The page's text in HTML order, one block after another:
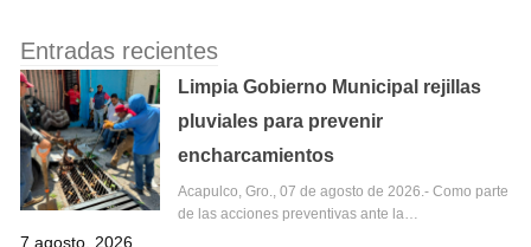
Entradas recientes
Limpia Gobierno Municipal rejillas
pluviales para prevenir
encharcamientos
Acapulco, Gro., 07 de agosto de 2026.- Como parte
de las acciones preventivas ante la…
7 agosto, 2026